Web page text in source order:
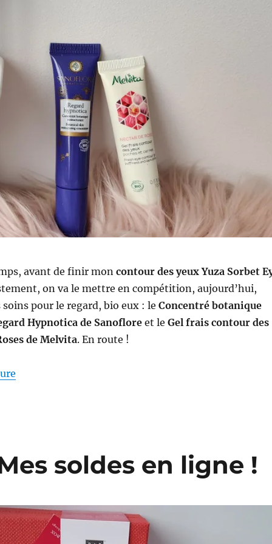
avant de finir moncontour des yeux Yuza Sorbet
on va le mettre en compétition, aujourd’hui,
soins pour le regard, bio eux : le Concentré botanique
Hypnotica de Sanofloreet le Gel frais contour des
de Melvita. En route !
de « Soins contour des yeux #15-17 : Battle entre
soldes en ligne !